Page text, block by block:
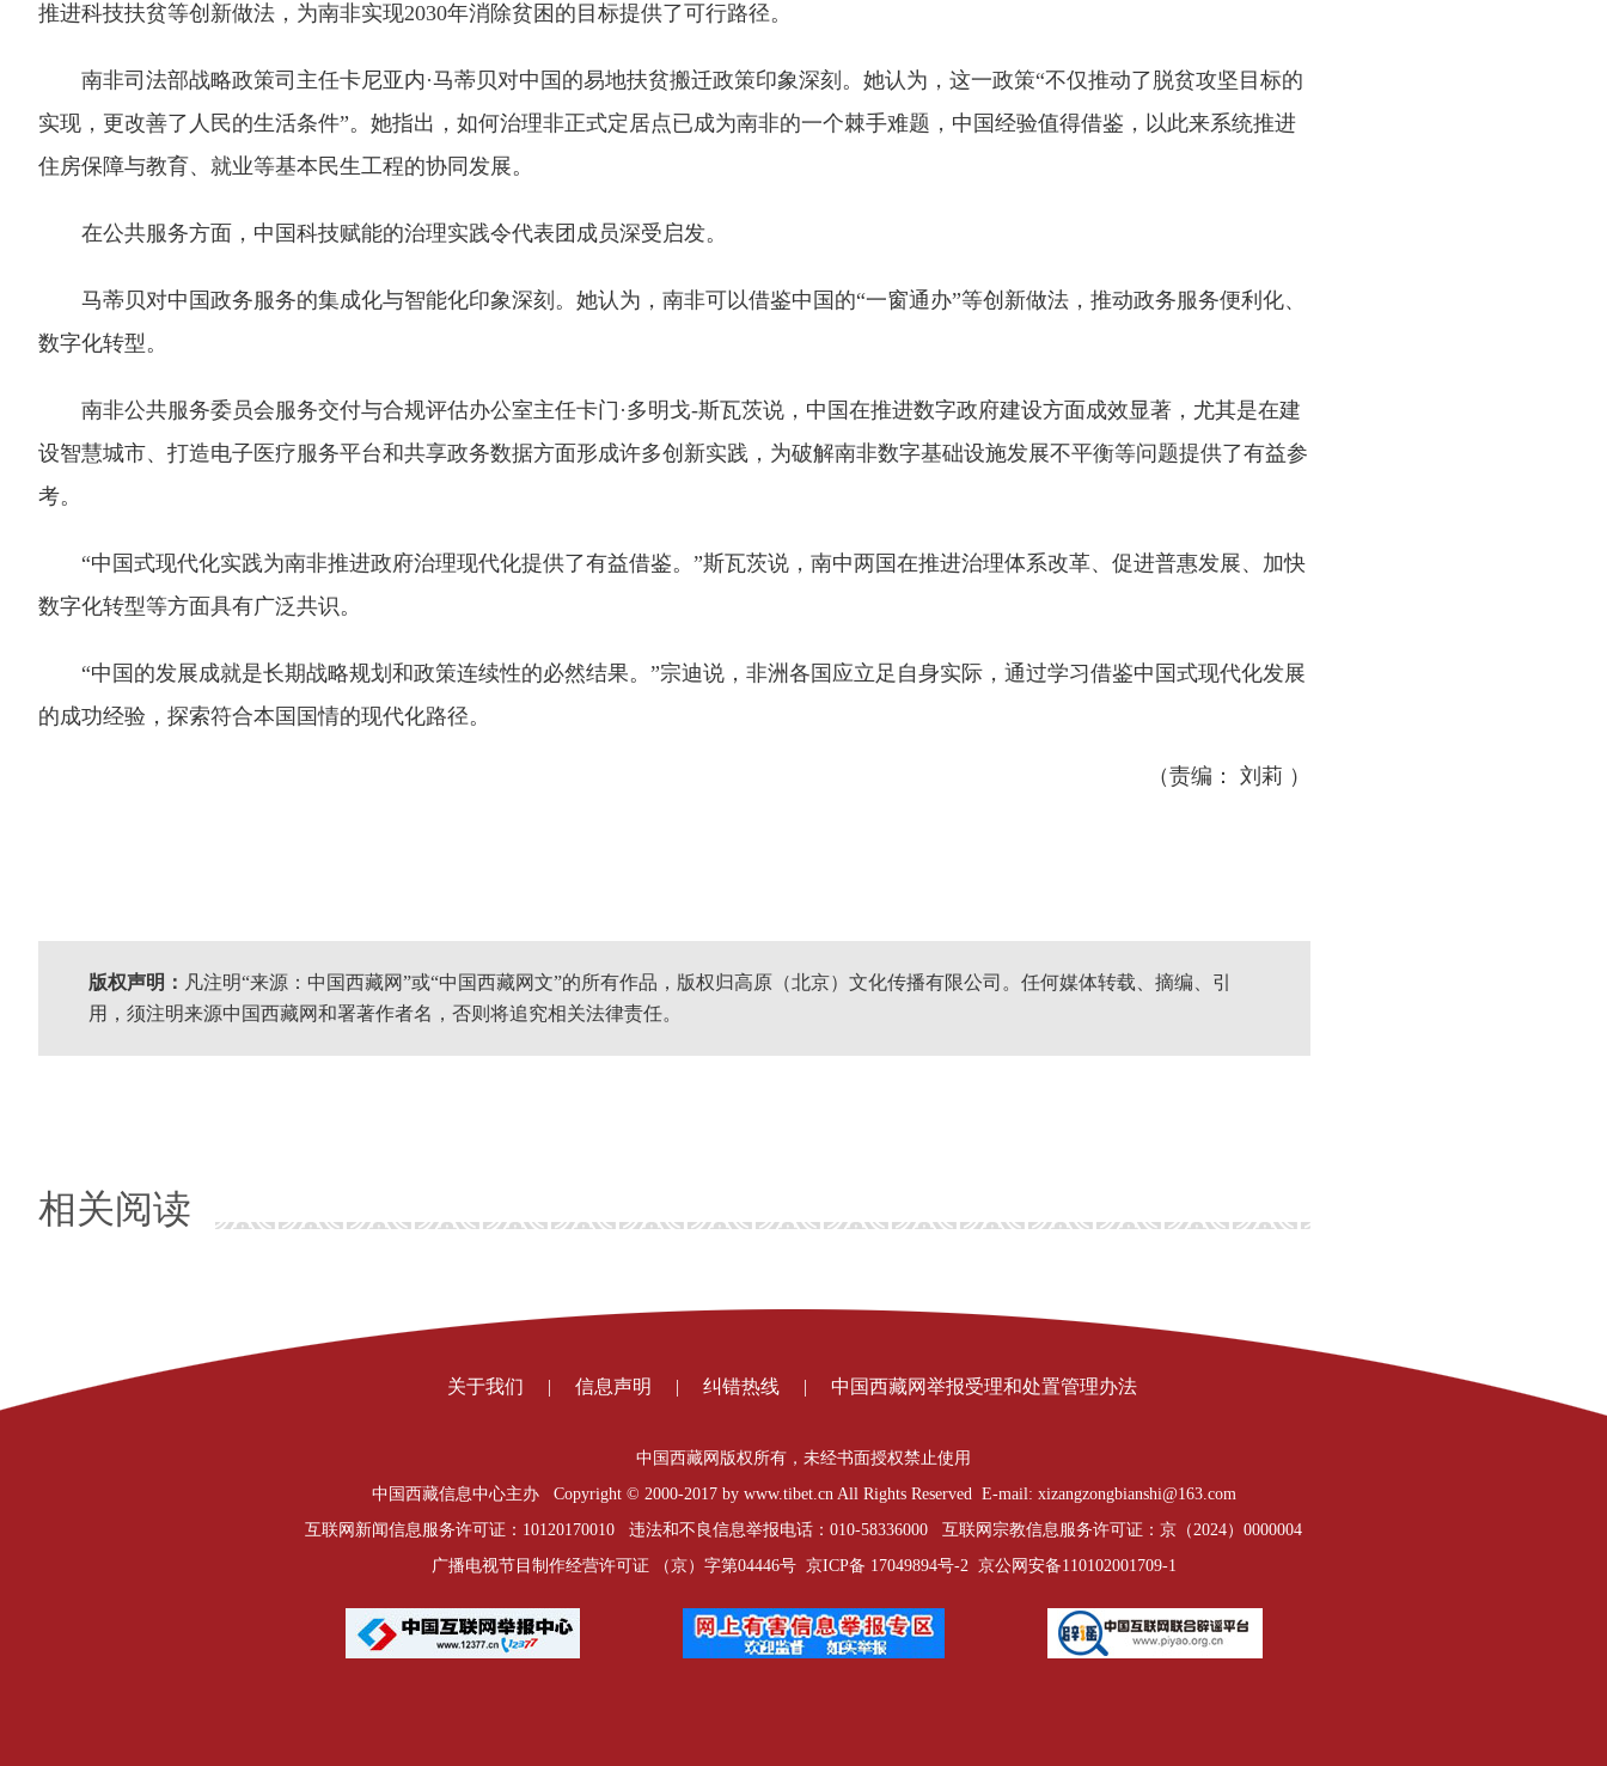
推进科技扶贫等创新做法，为南非实现2030年消除贫困的目标提供了可行路径。
南非司法部战略政策司主任卡尼亚内·马蒂贝对中国的易地扶贫搬迁政策印象深刻。她认为，这一政策“不仅推动了脱贫攻坚目标的
实现，更改善了人民的生活条件”。她指出，如何治理非正式定居点已成为南非的一个棘手难题，中国经验值得借鉴，以此来系统推进
住房保障与教育、就业等基本民生工程的协同发展。
在公共服务方面，中国科技赋能的治理实践令代表团成员深受启发。
马蒂贝对中国政务服务的集成化与智能化印象深刻。她认为，南非可以借鉴中国的“一窗通办”等创新做法，推动政务服务便利化、
数字化转型。
南非公共服务委员会服务交付与合规评估办公室主任卡门·多明戈-斯瓦茨说，中国在推进数字政府建设方面成效显著，尤其是在建
设智慧城市、打造电子医疗服务平台和共享政务数据方面形成许多创新实践，为破解南非数字基础设施发展不平衡等问题提供了有益参
考。
“中国式现代化实践为南非推进政府治理现代化提供了有益借鉴。”斯瓦茨说，南中两国在推进治理体系改革、促进普惠发展、加快
数字化转型等方面具有广泛共识。
“中国的发展成就是长期战略规划和政策连续性的必然结果。”宗迪说，非洲各国应立足自身实际，通过学习借鉴中国式现代化发展
的成功经验，探索符合本国国情的现代化路径。
（责编： 刘莉 ）
版权声明： 凡注明“来源：中国西藏网”或“中国西藏网文”的所有作品，版权归高原（北京）文化传播有限公司。任何媒体转载、摘编、引
用，须注明来源中国西藏网和署著作者名，否则将追究相关法律责任。
相关阅读
关于我们 | 信息声明 | 纠错热线 | 中国西藏网举报受理和处置管理办法
中国西藏网版权所有，未经书面授权禁止使用
中国西藏信息中心主办 Copyright © 2000-2017 by www.tibet.cn All Rights Reserved E-mail: xizangzongbianshi@163.com
互联网新闻信息服务许可证：10120170010 违法和不良信息举报电话：010-58336000 互联网宗教信息服务许可证：京（2024）0000004
广播电视节目制作经营许可证 （京）字第04446号 京ICP备 17049894号-2京公网安备110102001709-1